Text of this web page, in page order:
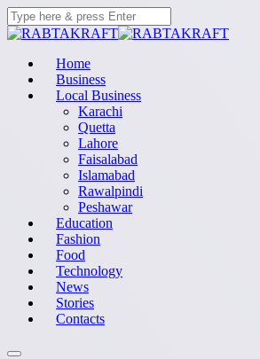
Home
Business
Local Business
Karachi
Quetta
Lahore
Faisalabad
Islamabad
Rawalpindi
Peshawar
Education
Fashion
Food
Technology
News
Stories
Contacts